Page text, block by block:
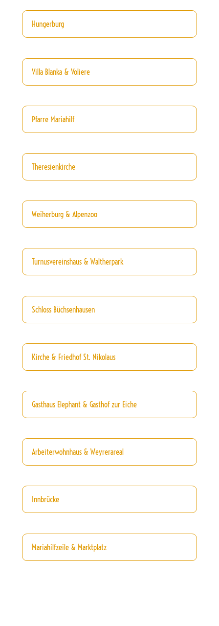
Hungerburg
Villa Blanka & Voliere
Pfarre Mariahilf
Theresienkirche
Weiherburg & Alpenzoo
Turnusvereinshaus & Waltherpark
Schloss Büchsenhausen
Kirche & Friedhof St. Nikolaus
Gasthaus Elephant & Gasthof zur Eiche
Arbeiterwohnhaus & Weyrerareal
Innbrücke
Mariahilfzeile & Marktplatz